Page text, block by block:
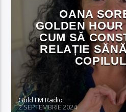
OANA
GOLDEN
CUM SĂ
RELAȚIE
Gold FM Radio
2 SEPTEMBRIE 2024